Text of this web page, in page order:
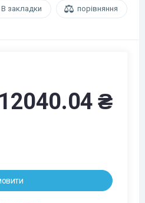
В закладки порівняння
12040.04 ₴